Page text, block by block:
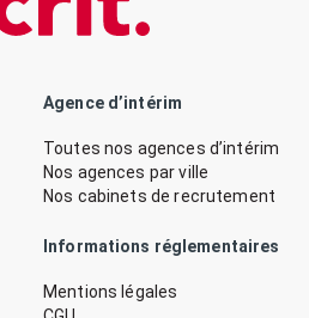
Agence d’intérim
Toutes nos agences d’intérim
Nos agences par ville
Nos cabinets de recrutement
Informations réglementaires
Mentions légales